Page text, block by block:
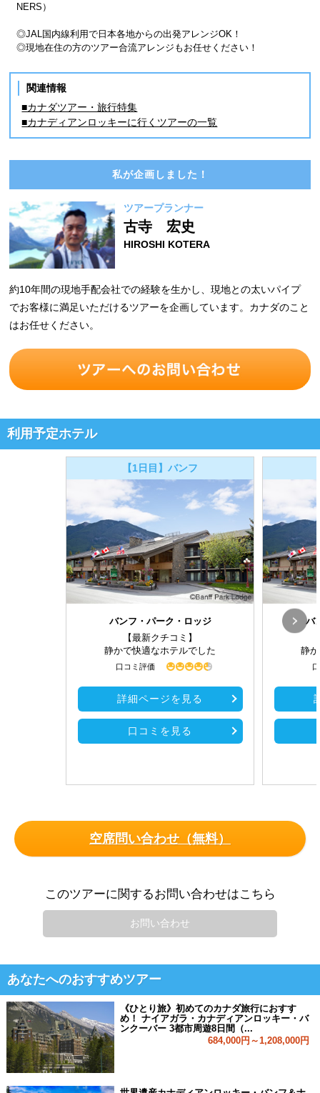
NERS）
◎JAL国内線利用で日本各地からの出発アレンジOK！
◎現地在住の方のツアー合流アレンジもお任せください！
関連情報
■カナダツアー・旅行特集
■カナディアンロッキーに行くツアーの一覧
私が企画しました！
ツアープランナー
古寺 宏史
HIROSHI KOTERA
約10年間の現地手配会社での経験を生かし、現地との太いパイプ
でお客様に満足いただけるツアーを企画しています。カナダのこと
はお任せください。
利用予定ホテル
【1日目】バンフ
バンフ・パーク・ロッジ
【最新クチコミ】
静かで快適なホテルでした
口コミ評価
詳細ページを見る
口コミを見る
バ
静
空席問い合わせ（無料）
このツアーに関するお問い合わせはこちら
お問い合わせ
あなたへのおすすめツアー
《ひとり旅》初めてのカナダ旅行におすす
め！ ナイアガラ・カナディアンロッキー・バ
ンクーバー 3都市周遊8日間（...
684,000円～1,208,000円